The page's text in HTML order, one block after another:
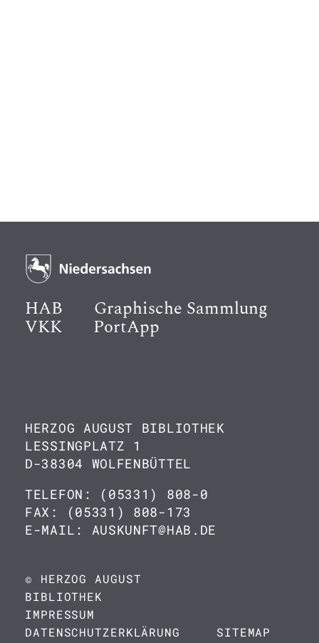
HAB Graphische Sammlung
VKK PortApp
HERZOG AUGUST BIBLIOTHEK
LESSINGPLATZ 1
D-38304 WOLFENBÜTTEL
TELEFON: (05331) 808-0
FAX: (05331) 808-173
E-MAIL: AUSKUNFT@HAB.DE
© HERZOG AUGUST
BIBLIOTHEK
IMPRESSUM
DATENSCHUTZERKLÄRUNG
SITEMAP